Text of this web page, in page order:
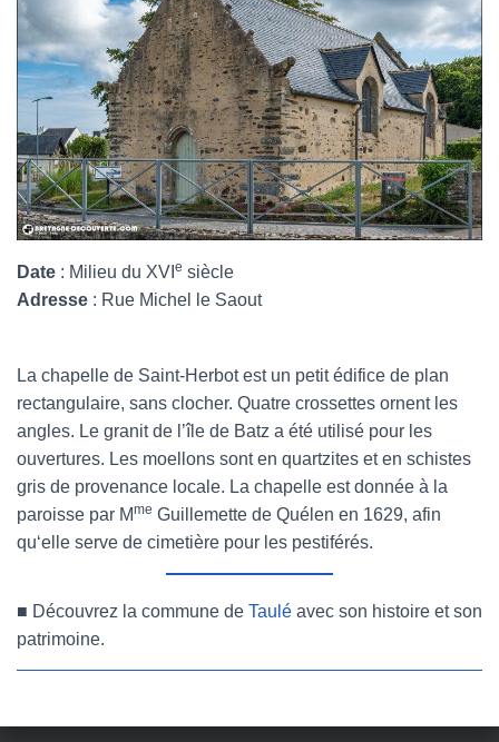
Date : Milieu du XVI e siècle
Adresse : Rue Michel le Saout
La chapelle de Saint-Herbot est un petit édifice de plan
rectangulaire, sans clocher. Quatre crossettes ornent les
angles. Le granit de l’île de Batz a été utilisé pour les
ouvertures. Les moellons sont en quartzites et en schistes
gris de provenance locale. La chapelle est donnée à la
paroisse par Mme Guillemette de Quélen en 1629, afin
qu‘elle serve de cimetière pour les pestiférés.
■ Découvrez la commune de Taulé avec son histoire et son
patrimoine.